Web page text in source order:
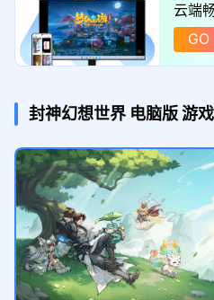
云端
线，GO
封神幻想世界 电脑版游